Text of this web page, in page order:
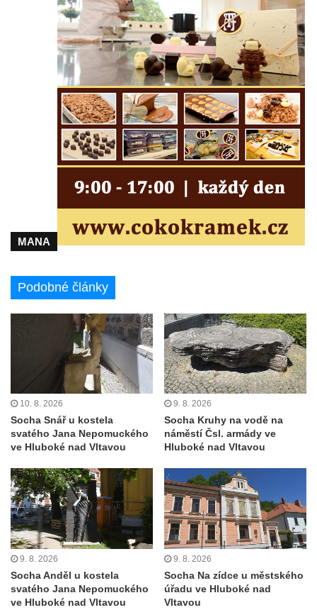
Socha Amfitrité u pavilonu Reinerovy fresky
v Duchcově
Socha Flóry u pavilonu Reinerovy fresky v
Duchcově
Socha Afrodité u pavilonu Reinerovy fresky
v Duchcově
Pamětní kámen rybníka Barbory v
Duchcově
Delfín na Sfingovém rybníku v zámeckém
Sfinga II. na Sfingovém rybníku v
zámeckém parku v Duchcově
parku v Duchcově
Socha Minervy na nádvoří zámku v
Duchcově
Socha Herkula se saní na nádvoří zámku v
Duchcově
Socha Herkula se lvem na nádvoří zámku v
Duchcově
Socha Marse na nádvoří zámku v
Duchcově
Zvěstování Panny Marie v Duchcově
Památník Johanna Wolfganga Goetha u
polikliniky v Nejdku
Socha svatého Prokopa u kostela
Zvěstování Panny Marie v Duchcově
Socha Hoch vytahující si trn z paty v Knížecí
zahradě v zámeckém parku v Duchcově
MANA
Podobné články
10. 8. 2026
Socha Snář u kostela
svatého Jana Nepomuckého
ve Hluboké nad Vltavou
9. 8. 2026
Socha Kruhy na vodě na
náměstí Čsl. armády ve
Hluboké nad Vltavou
9. 8. 2026
Socha Anděl u kostela
svatého Jana Nepomuckého
ve Hluboké nad Vltavou
9. 8. 2026
Socha Na zídce u městského
úřadu ve Hluboké nad
Vltavou